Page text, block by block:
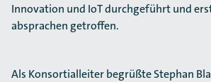
Innovation und IoT durchgeführt und
absprachen getroffen.
Als Konsortialleiter begrüßte Stephan